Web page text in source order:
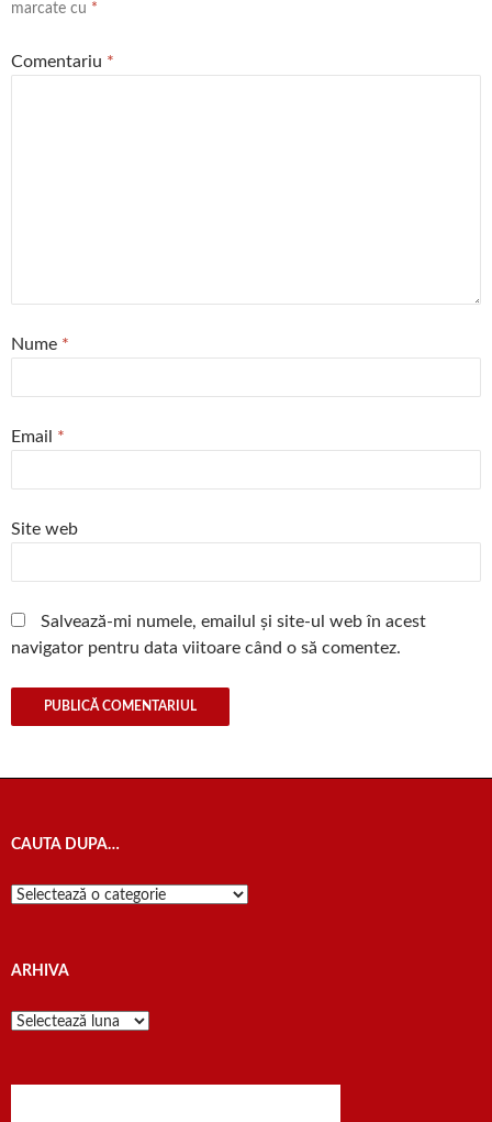
marcate cu *
Comentariu *
Nume *
Email *
Site web
Salvează-mi numele, emailul și site-ul web în acest
navigator pentru data viitoare când o să comentez.
CAUTA DUPA…
Cauta
ARHIVA
Arhiva